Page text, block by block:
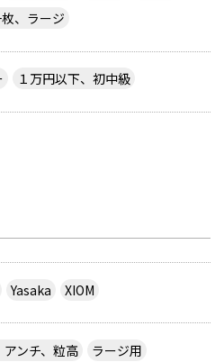
、ラージ
１万円以下、初中級
Yasaka
XIOM
アンチ、粒高 ラージ用